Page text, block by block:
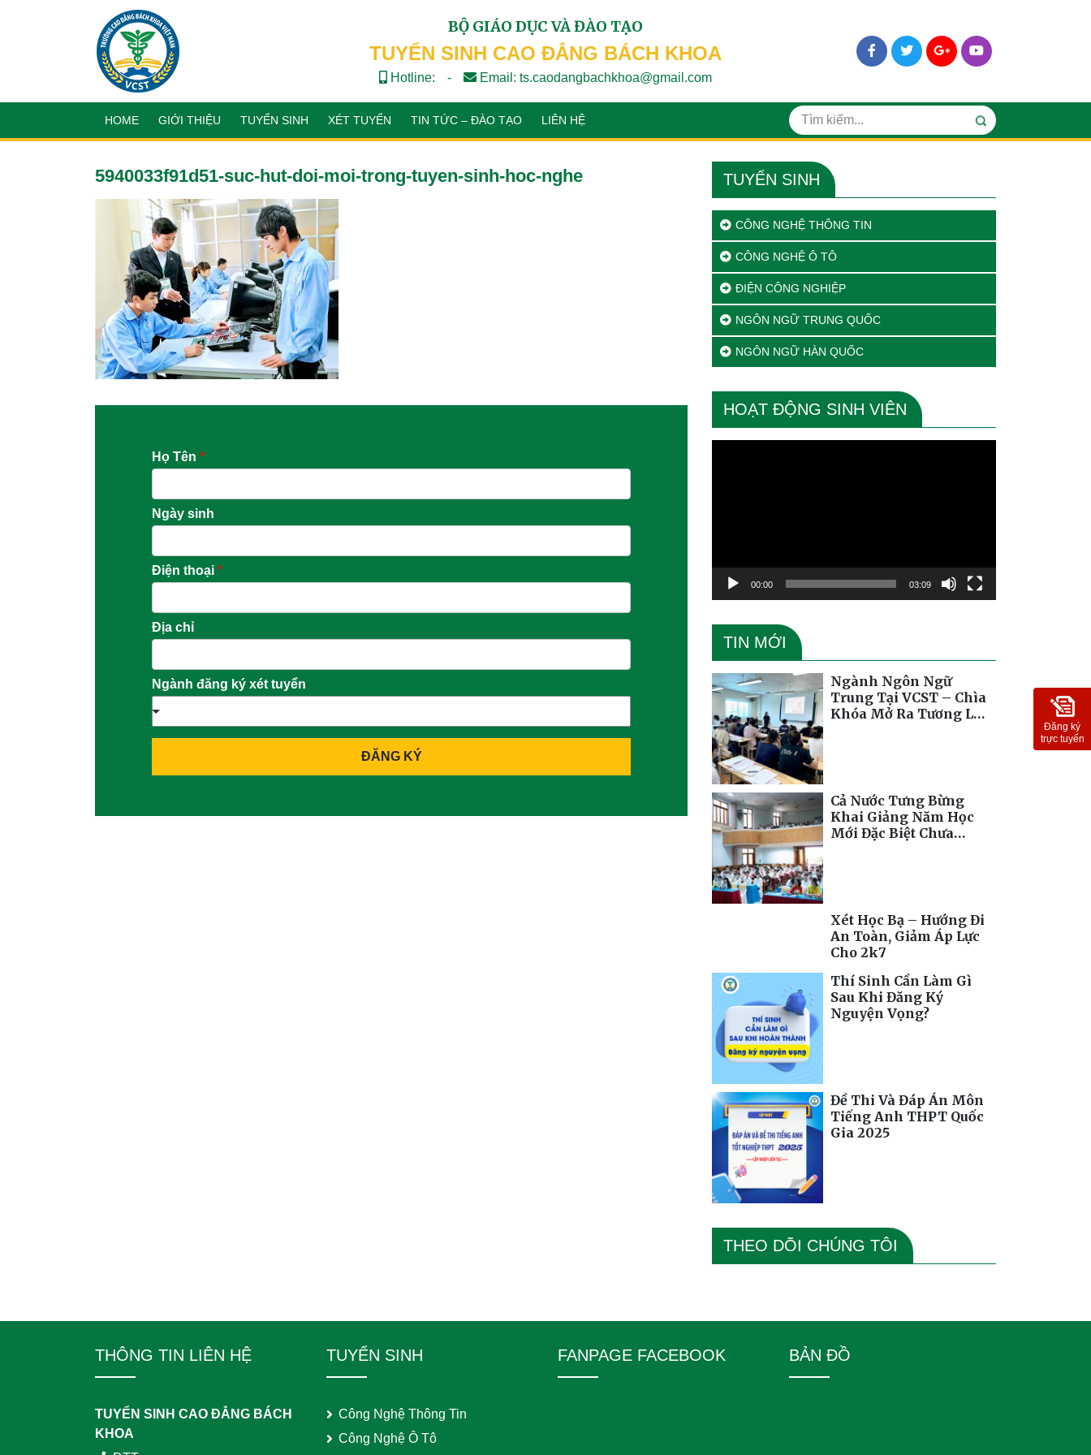
BỘ GIÁO DỤC VÀ ĐÀO TẠO
TUYỂN SINH CAO ĐẲNG BÁCH KHOA
Hotline: - Email: ts.caodangbachkhoa@gmail.com
HOME GIỚI THIỆU TUYỂN SINH XÉT TUYỂN TIN TỨC – ĐÀO TẠO LIÊN HỆ
5940033f91d51-suc-hut-doi-moi-trong-tuyen-sinh-hoc-nghe
Họ Tên *
Ngày sinh
Điện thoại *
Địa chỉ
Ngành đăng ký xét tuyển
ĐĂNG KÝ
TUYỂN SINH
CÔNG NGHỆ THÔNG TIN
CÔNG NGHỆ Ô TÔ
ĐIỆN CÔNG NGHIỆP
NGÔN NGỮ TRUNG QUỐC
NGÔN NGỮ HÀN QUỐC
HOẠT ĐỘNG SINH VIÊN
00:00 03:09
TIN MỚI
Ngành Ngôn Ngữ
Trung Tại VCST – Chìa
Khóa Mở Ra Tương Lai
Cả Nước Tưng Bừng
Khai Giảng Năm Học
Mới Đặc Biệt Chưa
Xét Học Bạ – Hướng Đi
An Toàn, Giảm Áp Lực
Cho 2k7
Thí Sinh Cần Làm Gì
Sau Khi Đăng Ký
Nguyện Vọng?
Đề Thi Và Đáp Án Môn
Tiếng Anh THPT Quốc
Gia 2025
THEO DÕI CHÚNG TÔI
THÔNG TIN LIÊN HỆ
TUYỂN SINH CAO ĐẲNG BÁCH
KHOA
TUYỂN SINH
Công Nghệ Thông Tin
Công Nghệ Ô Tô
FANPAGE FACEBOOK BẢN ĐỒ
Đăng ký
trực tuyến